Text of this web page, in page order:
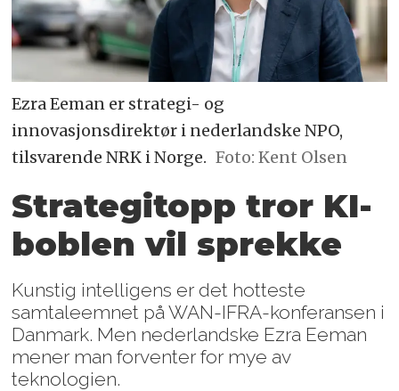
Ezra Eeman er strategi- og
innovasjonsdirektør i nederlandske NPO,
tilsvarende NRK i Norge. Foto: Kent Olsen
Strategitopp tror KI-
boblen vil sprekke
Kunstig intelligens er det hotteste
samtaleemnet på WAN-IFRA-konferansen i
Danmark. Men nederlandske Ezra Eeman
mener man forventer for mye av
teknologien.